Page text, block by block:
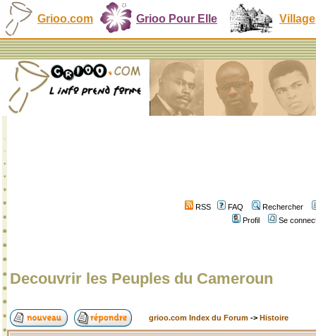
Grioo.com Grioo Pour Elle Village
RSS FAQ
Rechercher
Profil
Se
Decouvrir les Peuples du Cameroun
grioo.com Index du Forum -> Histoire